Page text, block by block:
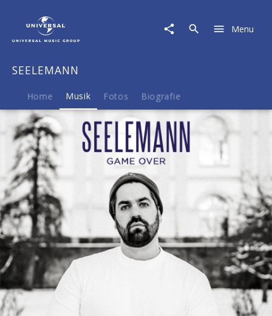
Over
Menu
SEELEMANN
Home Musik Fotos Biografie